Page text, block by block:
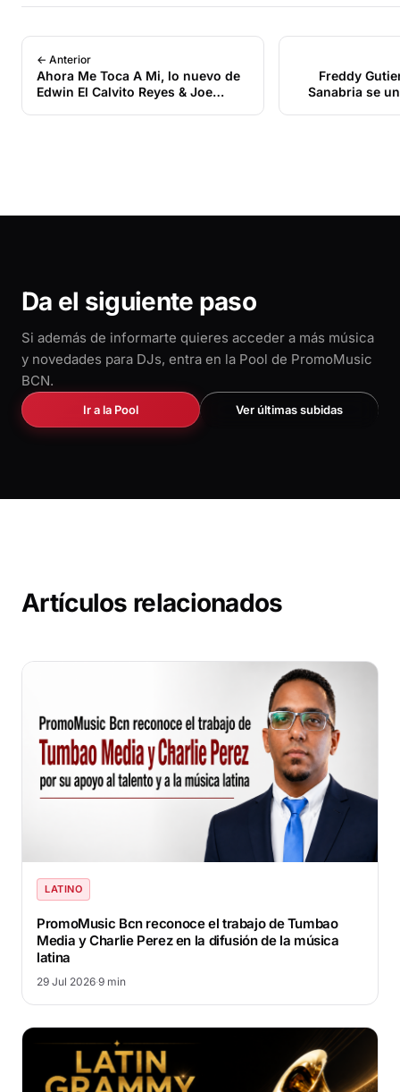
← Anterior
Ahora Me Toca A Mi, lo nuevo de
Edwin El Calvito Reyes & Joe
Freddy Gutierrez y
Sanabria se
Da el siguiente paso
Si además de informarte quieres acceder a más música
y novedades para DJs, entra en la Pool de PromoMusic
BCN.
Ir a la Pool Ver últimas subidas
Artículos relacionados
LATINO
PromoMusic Bcn reconoce el trabajo de Tumbao
Media y Charlie Perez en la difusión de la música
latina
29 Jul 2026·9 min